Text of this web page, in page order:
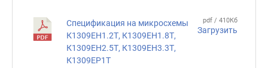
Спецификация на микросхемы
К1309ЕН1.2Т, К1309ЕН1.8Т,
К1309ЕН2.5Т, К1309ЕН3.3Т,
К1309ЕР1Т
pdf / 410Кб
Загрузить